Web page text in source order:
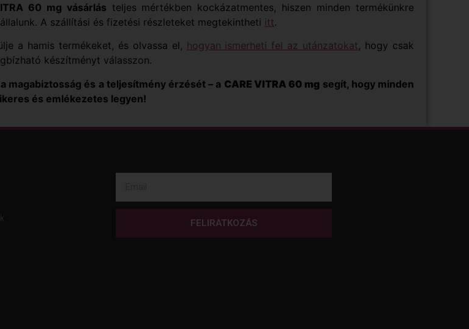
60 mg vásárlás teljes mértékben kockázatmentes, hiszen minden termékünkre
A szállítási és fizetési részleteket megtekintheti itt.
a hamis termékeket, és olvassa el, hogyan ismerheti fel az utánzatokat, hogy csak
készítményt válasszon.
magabiztosság és a teljesítmény érzését – a CARE VITRA 60 mg segít, hogy minden
és emlékezetes legyen!
FELIRATKOZÁS